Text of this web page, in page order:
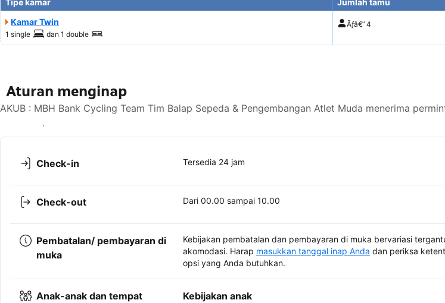
Tipe kamar
Jumlah tamu
Kamar Twin
1 single dan 1 double
Ãƒâ€” 4
Aturan menginap
AKUB : MBH Bank Cycling Team Tim Balap Sepeda & Pengembangan Atlet Muda menerima
Lihat ketersediaan
Check-in Tersedia 24 jam
Check-out Dari 00.00 sampai 10.00
Pembatalan/ pembayaran di
muka
Kebijakan pembatalan dan pembayaran di muka bervariasi
akomodasi. Harap masukkan tanggal inap Anda dan periksa
opsi yang Anda butuhkan.
Anak-anak dan tempat
Kebijakan anak